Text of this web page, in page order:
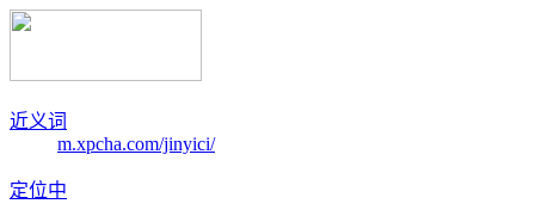
近义词
m.xpcha.com/jinyici/
定位中